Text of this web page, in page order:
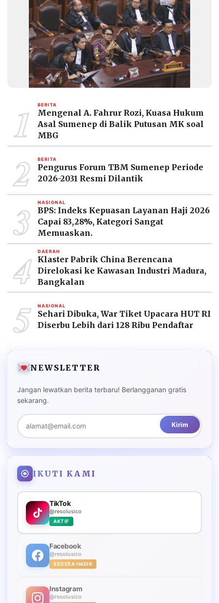
KAMI
RESOLUSI
MEDIA
PRAMUDITA
©
Resolusi.co
2026
RESOLUSI
MEDIA
PRAMUDITA
1 BERITA
Mengenal A. Fahrur Rozi, Kuasa Hukum
Asal Sumenep di Balik Putusan MK soal
MBG
2 BERITA
Pengurus Forum TBM Sumenep Periode
2026-2031 Resmi Dilantik
3 NASIONAL
BPS: Indeks Kepuasan Layanan Haji 2026
Capai 83,28%, Kategori Sangat
Memuaskan.
4 DAERAH
Klaster Pabrik China Berencana
Direlokasi ke Kawasan Industri Madura,
Bangkalan
5 NASIONAL
Sehari Dibuka, War Tiket Upacara HUT RI
Diserbu Lebih dari 128 Ribu Pendaftar
NEWSLETTER
Jangan lewatkan berita terbaru! Berlangganan gratis
sekarang.
Kirim
IKUTI KAMI
TikTok
@resolusico
AKTIF
Facebook
@resolusico
SEGERA HADIR
Instagram
@resolusico